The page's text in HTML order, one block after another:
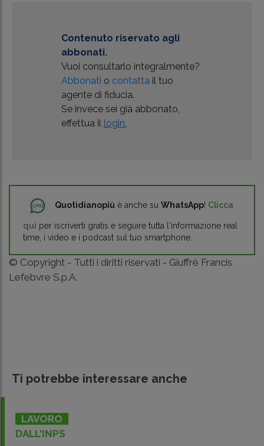
Contenuto riservato agli
abbonati.
Vuoi consultarlo integralmente?
Abbonati o contattail tuo
agente di fiducia.
Se invece sei già abbonato,
effettua il login.
Quotidianopiù è anche su WhatsApp! Clicca
qui per iscriverti gratis e seguire tutta l'informazione real
time, i video e i podcast sul tuo smartphone.
© Copyright - Tutti i diritti riservati - Giuffrè Francis
Lefebvre S.p.A.
Ti potrebbe interessare anche
LAVORO
DALL'INPS